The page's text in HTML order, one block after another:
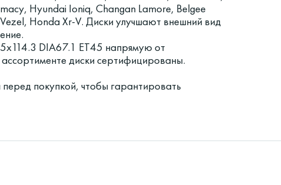
Hyundai Ioniq, Changan Lamore, Belgee
Honda Xr-V. Диски улучшают внешний вид
DIA67.1 ET45 напрямую от
диски сертифицированы.
покупкой, чтобы гарантировать